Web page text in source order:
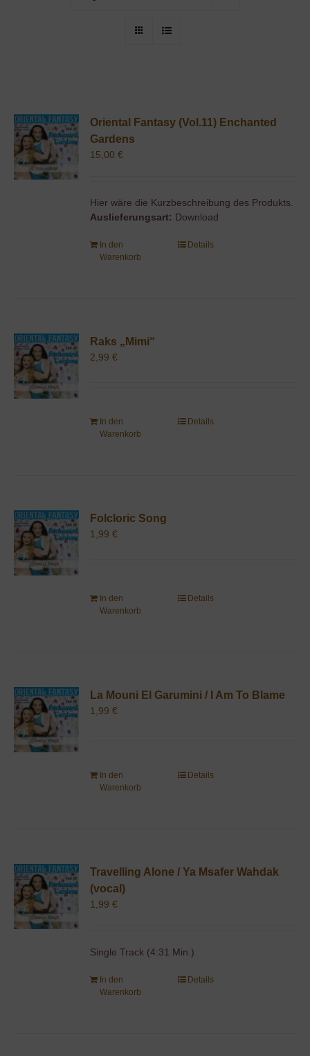
Oriental Fantasy (Vol.11) Enchanted
Gardens
15,00€
Hier wäre die Kurzbeschreibung des Produkts.
Auslieferungsart: Download
In den
Warenkorb
Details
Raks „Mimi“
2,99€
In den
Warenkorb
Details
Folcloric Song
1,99€
In den
Warenkorb
Details
La Mouni El Garumini / I Am To Blame
1,99€
In den
Warenkorb
Details
Travelling Alone / Ya Msafer Wahdak
(vocal)
1,99€
Single Track (4:31 Min.)
In den
Warenkorb
Details